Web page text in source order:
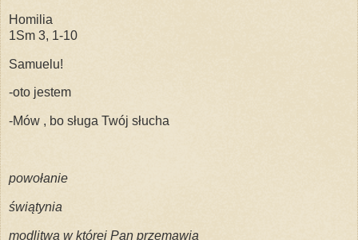
Homilia
1Sm 3, 1-10
Samuelu!
-oto jestem
-Mów , bo sługa Twój słucha
powołanie
świątynia
modlitwa w której Pan przemawia